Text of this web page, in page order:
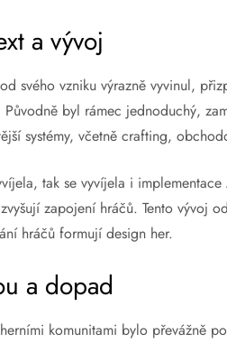
a vývoj
svého vzniku výrazně vyvinul,
byl rámec jednoduchý,
systémy, včetně crafting,
tak se vyvíjela i
zapojení hráčů. Tento vývoj
hráčů formují design her.
a dopad
komunitami bylo převážně